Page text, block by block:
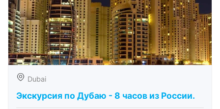
Dubai
Экскурсия по Дубаю - 8 часов из России.